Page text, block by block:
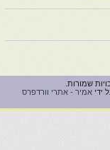
ידי אמיר - אתרי וורדפרס